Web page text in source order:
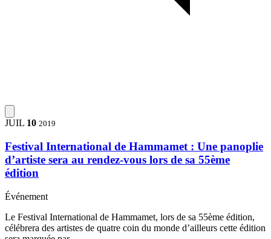
JUIL 10 2019
Festival International de Hammamet : Une panoplie
d’artiste sera au rendez-vous lors de sa 55ème
édition
Événement
Le Festival International de Hammamet, lors de sa 55ème édition,
célébrera des artistes de quatre coin du monde d’ailleurs cette édition